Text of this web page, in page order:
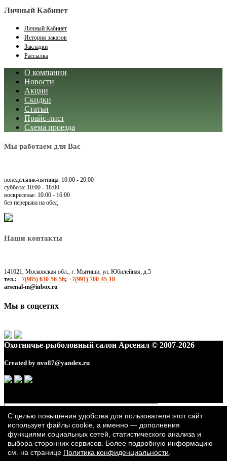
Личный Кабинет
Личный Кабинет
История заказов
Закладки
Рассылка
О компании
Новости
Акции
Скидки
Статьи
Прайс-лист
Схема проезда
Мы работаем для Вас
понедельник-пятница: 10:00 - 20:00
суббота: 10:00 - 18:00
воскресенье: 10:00 - 16:00
без перерыва на обед
Наши контакты
141021, Московская обл., г. Мытищи, ул. Юбилейная, д.5
тел.: +7(985) 630-56-56; +7(991) 700-45-18
arsenal-m@inbox.ru
Мы в соцсетях
Охотничье-рыболовный салон Арсенал © 2007-2026
Created by nvo87@yandex.ru
С целью повышения удобства для пользователя этот сайт
использует файлы cookie, а именно — дополнения
функциями социальных сетей, статистического анализа и
выбора сторонних сервисов. Более подробную информацию
см. на странице Политика конфиденциальности